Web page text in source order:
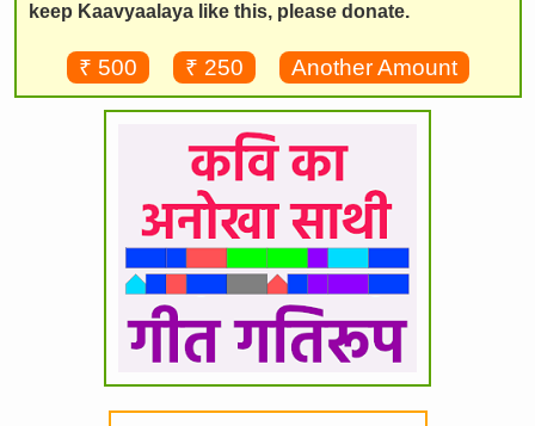
keep Kaavyaalaya like this, please donate.
₹ 500 ₹ 250 Another Amount